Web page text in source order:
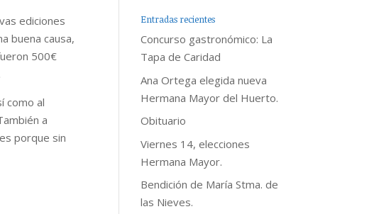
ediciones
buena causa,
500€
al
a
porque sin
Entradas recientes
Concurso gastronómico: La
Tapa de Caridad
Ana Ortega elegida nueva
Hermana Mayor del Huerto.
Obituario
Viernes 14, elecciones
Hermana Mayor.
Bendición de María Stma. de
las Nieves.